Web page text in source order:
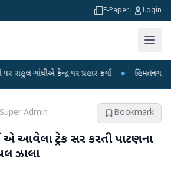
E-Paper Login
કેન્દ્ર પર પ્રહાર કર્યા ● હિંમતનગરમાં
Super Admin Bookmark
એ આવેલા ટ્રેક સર કરતી પાટણના
ઝાલા